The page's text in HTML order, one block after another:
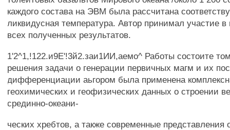
каждого состава на ЭВМ была рассчитана
ликвидусная температура. Автор принимал участие в
всех полученных результатов.
1'2^1,!122.и9Е'!3й2.заи1ИИ,аемо^ Работы состоите
решения задачи о генерации первичных магм и их
дифференциации аьгором была применена
геохимических и геофизических данных о строении
срединно-океани-
ческих хребтов, а также современные